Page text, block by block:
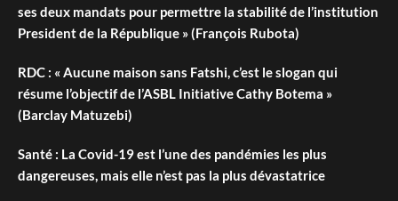
ses deux mandats pour permettre la stabilité de l’institution
President de la République » (François Rubota)
RDC : « Aucune maison sans Fatshi, c’est le slogan qui
résume l’objectif de l’ASBL Initiative Cathy Botema »
(Barclay Matuzebi)
Santé : La Covid-19 est l’une des pandémies les plus
dangereuses, mais elle n’est pas la plus dévastatrice